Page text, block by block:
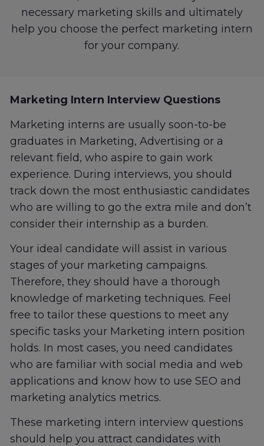
necessary marketing skills and ultimately
help you choose the perfect marketing intern
for your company.
Marketing Intern Interview Questions
Marketing interns are usually soon-to-be
graduates in Marketing, Advertising or a
relevant field, who aspire to gain work
experience. During interviews, you should
track down the most enthusiastic candidates
who are willing to go the extra mile and don’t
consider their internship as a burden.
Your ideal candidate will assist in various
stages of your marketing campaigns.
Therefore, they should have a thorough
knowledge of marketing techniques. Feel
free to tailor these questions to meet any
specific tasks your Marketing intern position
holds. In most cases, you need candidates
who are familiar with social media and web
applications and know how to use SEO and
marketing analytics metrics.
These marketing intern interview questions
should help you attract candidates with